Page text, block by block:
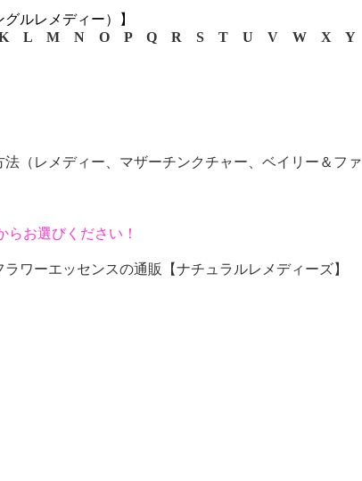
ルレメディー）】
L M N O P Q R S T U V W X
Y
（レメディー、マザーチンクチャー、ベイリー＆ファ
お選びください！
ワーエッセンスの通販【ナチュラルレメディーズ】